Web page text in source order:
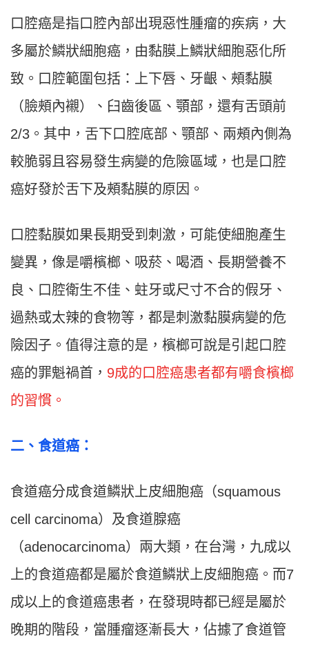
口腔癌是指口腔內部出現惡性腫瘤的疾病，大
多屬於鱗狀細胞癌，由黏膜上鱗狀細胞惡化所
致。口腔範圍包括：上下唇、牙齦、頰黏膜
（臉頰內襯）、臼齒後區、顎部，還有舌頭前
2/3。其中，舌下口腔底部、顎部、兩頰內側為
較脆弱且容易發生病變的危險區域，也是口腔
癌好發於舌下及頰黏膜的原因。
口腔黏膜如果長期受到刺激，可能使細胞產生
變異，像是嚼檳榔、吸菸、喝酒、長期營養不
良、口腔衛生不佳、蛀牙或尺寸不合的假牙、
過熱或太辣的食物等，都是刺激黏膜病變的危
險因子。值得注意的是，檳榔可說是引起口腔
癌的罪魁禍首， 9成的口腔癌患者都有嚼食檳榔
的習慣。
二 、 食道癌：
食道癌分成食道鱗狀上皮細胞癌（squamous
cell carcinoma）及食道腺癌
（adenocarcinoma）兩大類，在台灣，九成以
上的食道癌都是屬於食道鱗狀上皮細胞癌。而7
成以上的食道癌患者，在發現時都已經是屬於
晚期的階段，當腫瘤逐漸長大，佔據了食道管